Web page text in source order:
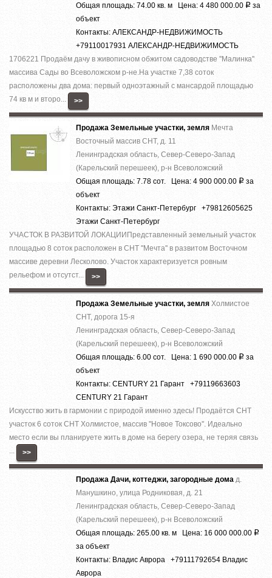
Общая площадь: 74.00 кв. м Цена: 4 480 000.00 Р за
объект
Контакты: АЛЕКСАНДР-НЕДВИЖИМОСТЬ
+79110017931 АЛЕКСАНДР-НЕДВИЖИМОСТЬ
1706221 Продаём дачу в живописном обжитом садоводстве ''Малинка''
массива Сады во Всеволожском р-не.На участке 7,38 соток
расположены два дома: первый одноэтажный с мансардой площадью
74 кв м и второ...
>>
Продажа Земельные участки, земля Мечта
Восточный массив СНТ, д. 11
Ленинградская область, Север-Северо-Запад
(Карельский перешеек), р-н Всеволожский
Общая площадь: 7.78 сот. Цена: 4 900 000.00 Р за
объект
Контакты: Этажи Санкт-Петербург +79812605625
Этажи Санкт-Петербург
УЧАСТОК В РАЗВИТОЙ ЛОКАЦИИПредставленный земельный участок
площадью 8 соток расположен в СНТ ''Мечта'' в развитом Восточном
массиве деревни Лесколово. Участок характеризуется ровным
рельефом и отсутст...
>>
Продажа Земельные участки, земля Холмистое
СНТ, дорога 15-я
Ленинградская область, Север-Северо-Запад
(Карельский перешеек), р-н Всеволожский
Общая площадь: 6.00 сот. Цена: 1 690 000.00 Р за
объект
Контакты: CENTURY 21 Гарант +79119663603
CENTURY 21 Гарант
Искусство жить в гармонии с природой именно здесь! Прoдаётcя СНТ
учacтoк 6 coток СНТ Холмистое, массив ''Новое Токсово''. Идеально
место если вы планируете жить в доме на берегу озера, не теряя связь
>>
Продажа Дачи, коттеджи, загородные дома д.
Манушкино, улица Родниковая, д. 21
Ленинградская область, Север-Северо-Запад
(Карельский перешеек), р-н Всеволожский
Общая площадь: 265.00 кв. м Цена: 16 000 000.00 Р
за объект
Контакты: Владис Аврора +79111792654 Владис
Аврора